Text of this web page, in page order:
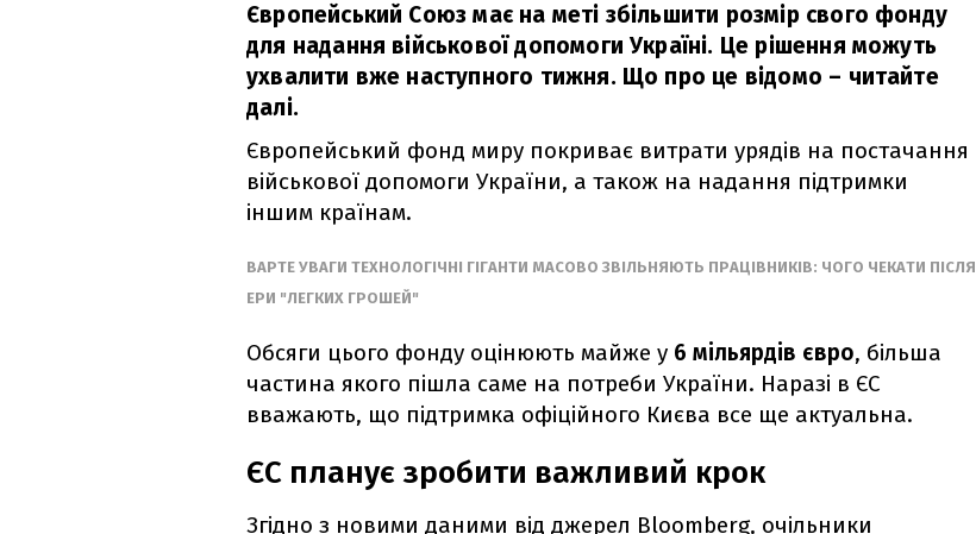
Європейський Союз має на меті збільшити розмір свого фонду
для надання військової допомоги Україні. Це рішення можуть
ухвалити вже наступного тижня. Що про це відомо – читайте
далі.
Європейський фонд миру покриває витрати урядів на постачання
військової допомоги України, а також на надання підтримки
іншим країнам.
ВАРТЕ УВАГИ ТЕХНОЛОГІЧНІ ГІГАНТИ МАСОВО ЗВІЛЬНЯЮТЬ ПРАЦІВНИКІВ: ЧОГО ЧЕКАТИ ПІСЛЯ
ЕРИ "ЛЕГКИХ ГРОШЕЙ"
Обсяги цього фонду оцінюють майже у 6 мільярдів євро, більша
частина якого пішла саме на потреби України. Наразі в ЄС
вважають, що підтримка офіційного Києва все ще актуальна.
ЄС планує зробити важливий крок
Згідно з новими даними від джерел Bloomberg, очільники